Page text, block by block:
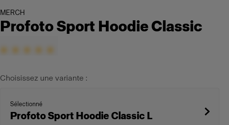
MERCH
Profoto Sport Hoodie Classic
Choisissez une variante :
Sélectionné
Profoto Sport Hoodie Classic L